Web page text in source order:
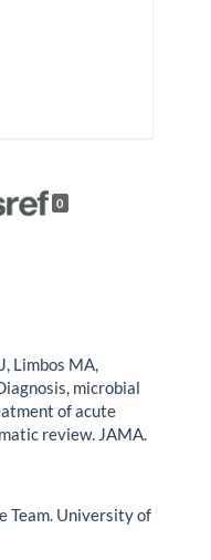
0
Limbos MA,
microbial
of acute
review. JAMA.
Team. University of